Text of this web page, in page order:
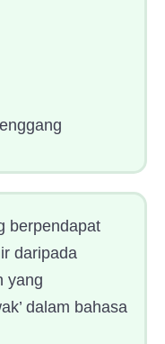
berpendapat
daripada
yang
dalam bahasa